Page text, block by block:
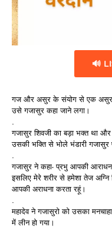
🔊
गजऔर असुरकेसंयोगसेएक
उसेगजासुरकहाजानेलगा।
.
गजासुरशिवजीकाबड़ा भक्तथा
उसकी भक्तिसे भोले भंडारीगजासुर
.
गजासुरनेकहा-प्रभु आपकी
इसलिएमेरेशरीरसेहमेशातेजअग्नि
आपकी अराधनाकरतारहूं।
.
महादेव ने गजासुरो को उसका
में लीन हो गया।